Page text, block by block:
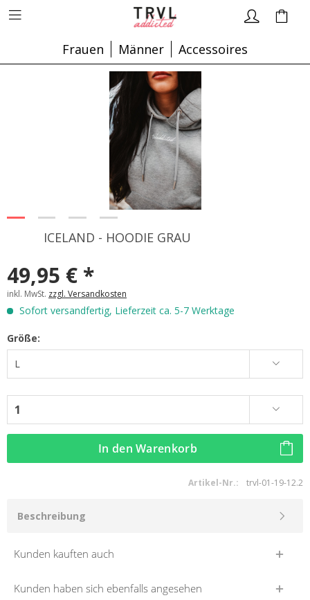
Frauen Männer Accessoires
ICELAND - HOODIE GRAU
49,95 € *
inkl. MwSt. zzgl. Versandkosten
Sofort versandfertig, Lieferzeit ca. 5-7 Werktage
Größe:
In den Warenkorb
Artikel-Nr.: trvl-01-19-12.2
Beschreibung
Kunden kauften auch
Kunden haben sich ebenfalls angesehen